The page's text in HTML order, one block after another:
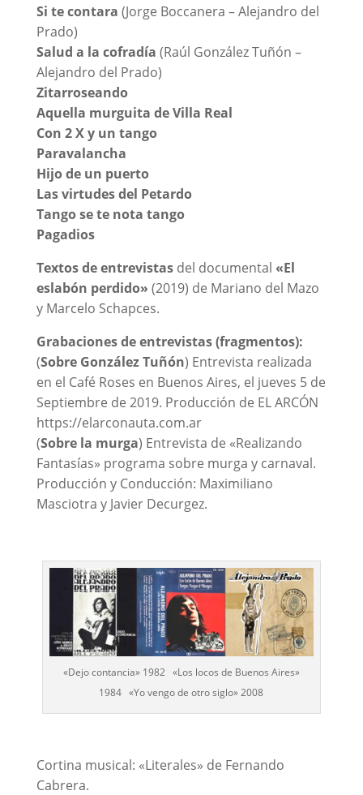
Si te contara (Jorge Boccanera – Alejandro del
Prado)
Salud a la cofradía (Raúl González Tuñón –
Alejandro del Prado)
Zitarroseando
Aquella murguita de Villa Real
Con 2 X y un tango
Paravalancha
Hijo de un puerto
Las virtudes del Petardo
Tango se te nota tango
Pagadios
Textos de entrevistasdel documental «El
eslabón perdido» (2019) de Mariano del Mazo
y Marcelo Schapces.
Grabaciones de entrevistas (fragmentos):
(Sobre González Tuñón) Entrevista realizada
en el Café Roses en Buenos Aires, el jueves 5 de
Septiembre de 2019. Producción de EL ARCÓN
https://elarconauta.com.ar
(Sobre la murga) Entrevista de «Realizando
Fantasías» programa sobre murga y carnaval.
Producción y Conducción: Maximiliano
Masciotra y Javier Decurgez.
«Dejo contancia» 1982 «Los locos de Buenos Aires»
1984 «Yo vengo de otro siglo» 2008
Cortina musical: «Literales» de Fernando
Cabrera.